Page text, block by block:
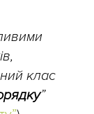
клас
”